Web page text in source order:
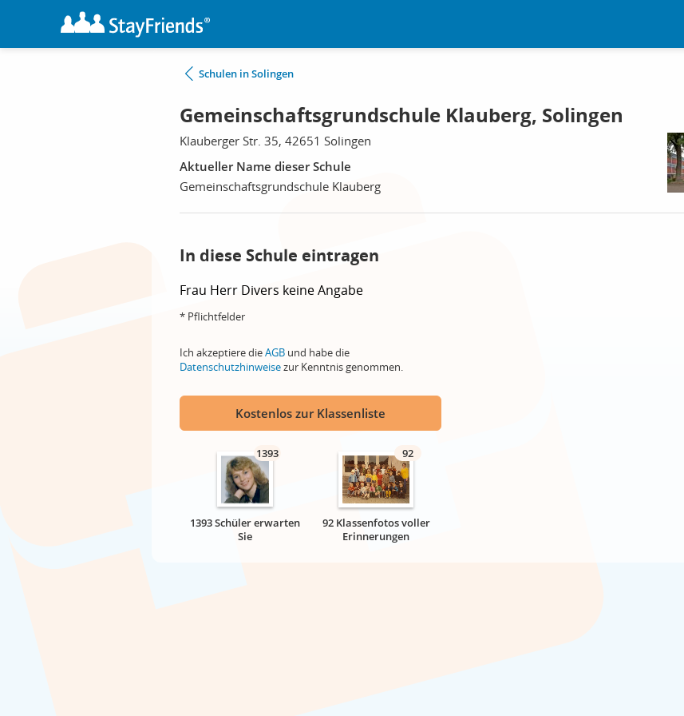
Schulen in Solingen
Gemeinschaftsgrundschule Klauberg, Solingen
Klauberger Str. 35, 42651 Solingen
Aktueller Name dieser Schule
Gemeinschaftsgrundschule Klauberg
In diese Schule eintragen
Frau Herr Divers keine Angabe
* Pflichtfelder
Ich akzeptiere dieAGB und habe die
Datenschutzhinweisezur Kenntnis genommen.
Kostenlos zur Klassenliste
1393
1393 Schüler erwarten
Sie
92
92 Klassenfotos voller
Erinnerungen